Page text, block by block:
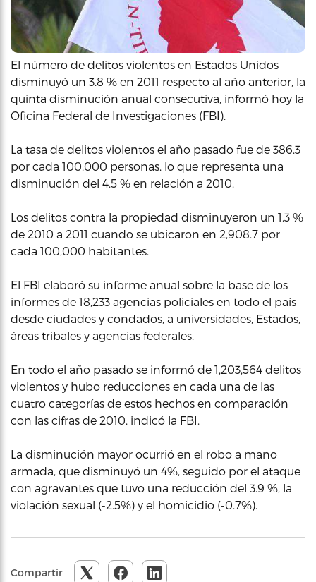
El número de delitos violentos en Estados Unidos
disminuyó un 3.8 % en 2011 respecto al año anterior, la
quinta disminución anual consecutiva, informó hoy la
Oficina Federal de Investigaciones (FBI).
La tasa de delitos violentos el año pasado fue de 386.3
por cada 100,000 personas, lo que representa una
disminución del 4.5 % en relación a 2010.
Los delitos contra la propiedad disminuyeron un 1.3 %
de 2010 a 2011 cuando se ubicaron en 2,908.7 por
cada 100,000 habitantes.
El FBI elaboró su informe anual sobre la base de los
informes de 18,233 agencias policiales en todo el país
desde ciudades y condados, a universidades, Estados,
áreas tribales y agencias federales.
En todo el año pasado se informó de 1,203,564 delitos
violentos y hubo reducciones en cada una de las
cuatro categorías de estos hechos en comparación
con las cifras de 2010, indicó la FBI.
La disminución mayor ocurrió en el robo a mano
armada, que disminuyó un 4%, seguido por el ataque
con agravantes que tuvo una reducción del 3.9 %, la
violación sexual (-2.5%) y el homicidio (-0.7%).
Compartir